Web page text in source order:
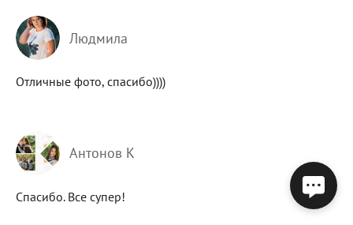
Людмила
Отличные фото, спасибо))))
Антонов К
Спасибо. Все супер!